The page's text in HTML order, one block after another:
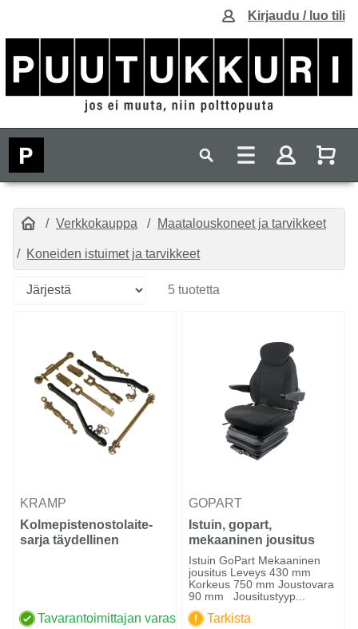
Kirjaudu / luo tili
Verkkokauppa Maatalouskoneet ja tarvikkeet
Koneiden istuimet ja tarvikkeet
5 tuotetta
KRAMP
Kolmepistenostolaite-
sarja täydellinen
Tavarantoimittajan varastossa
GOPART
Istuin, gopart,
mekaaninen jousitus
Istuin GoPart Mekaaninen
jousitus Leveys 430 mm
Korkeus 750 mm Joustovara
90 mm Jousitustyyp...
Tarkista